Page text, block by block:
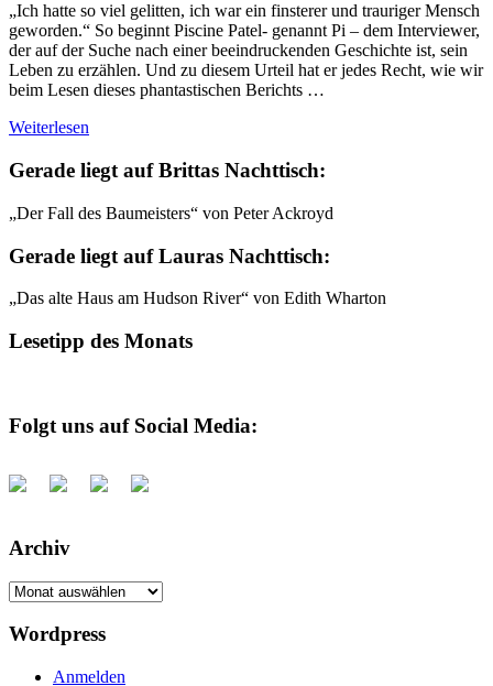
„Ich hatte so viel gelitten, ich war ein finsterer und trauriger Mensch
geworden.“ So beginnt Piscine Patel- genannt Pi – dem Interviewer,
der auf der Suche nach einer beeindruckenden Geschichte ist, sein
Leben zu erzählen. Und zu diesem Urteil hat er jedes Recht, wie wir
beim Lesen dieses phantastischen Berichts …
Weiterlesen
Gerade liegt auf Brittas Nachttisch:
„Der Fall des Baumeisters“ von Peter Ackroyd
Gerade liegt auf Lauras Nachttisch:
„Das alte Haus am Hudson River“ von Edith Wharton
Lesetipp des Monats
Folgt uns auf Social Media:
Archiv
Archiv
Wordpress
Anmelden